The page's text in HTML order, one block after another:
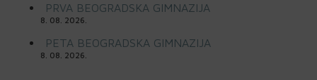
PRVA BEOGRADSKA GIMNAZIJA
8. 08. 2026.
PETA BEOGRADSKA GIMNAZIJA
8. 08. 2026.